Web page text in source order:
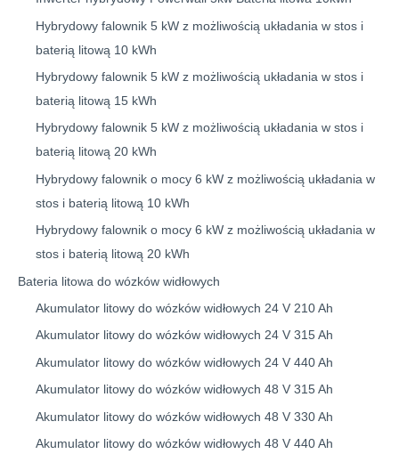
Hybrydowy falownik 5 kW z możliwością układania w stos i
baterią litową 10 kWh
Hybrydowy falownik 5 kW z możliwością układania w stos i
baterią litową 15 kWh
Hybrydowy falownik 5 kW z możliwością układania w stos i
baterią litową 20 kWh
Hybrydowy falownik o mocy 6 kW z możliwością układania w
stos i baterią litową 10 kWh
Hybrydowy falownik o mocy 6 kW z możliwością układania w
stos i baterią litową 20 kWh
Bateria litowa do wózków widłowych
Akumulator litowy do wózków widłowych 24 V 210 Ah
Akumulator litowy do wózków widłowych 24 V 315 Ah
Akumulator litowy do wózków widłowych 24 V 440 Ah
Akumulator litowy do wózków widłowych 48 V 315 Ah
Akumulator litowy do wózków widłowych 48 V 330 Ah
Akumulator litowy do wózków widłowych 48 V 440 Ah